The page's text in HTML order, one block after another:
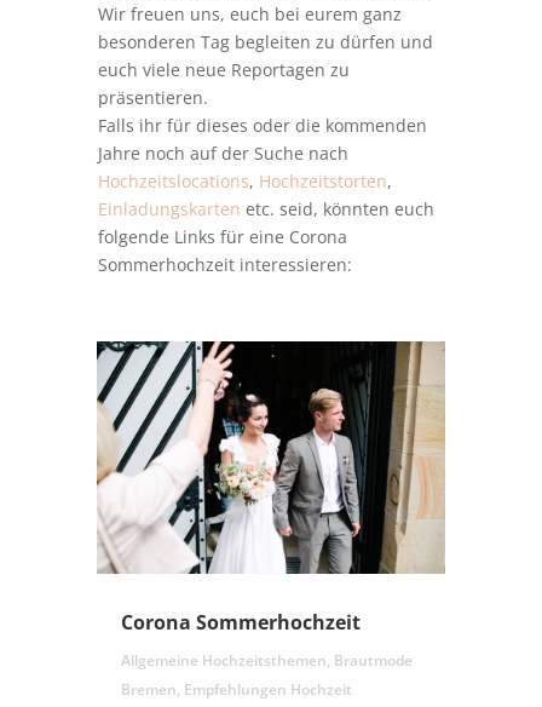
Wir freuen uns, euch bei eurem ganz
besonderen Tag begleiten zu dürfen und
euch viele neue Reportagen zu
präsentieren.
Falls ihr für dieses oder die kommenden
Jahre noch auf der Suche nach
Hochzeitslocations, Hochzeitstorten,
Einladungskarten etc. seid, könnten euch
folgende Links für eine Corona
Sommerhochzeit interessieren:
Corona Sommerhochzeit
Allgemeine Hochzeitsthemen, Brautmode
Bremen, Empfehlungen Hochzeit